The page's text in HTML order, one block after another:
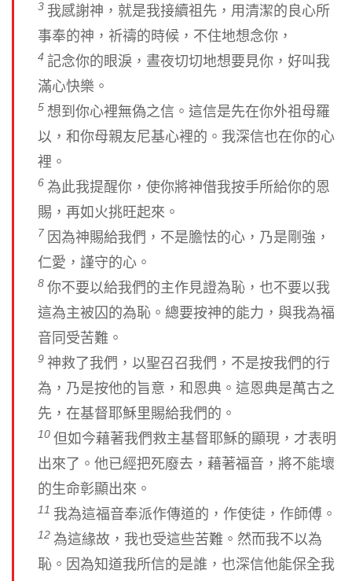
3 我感謝神，就是我接續祖先，用清潔的良心所
事奉的神，祈禱的時候，不住地想念你，
4 記念你的眼淚，晝夜切切地想要見你，好叫我
滿心快樂。
5 想到你心裡無偽之信。這信是先在你外祖母羅
以，和你母親友尼基心裡的。我深信也在你的心
裡。
6 為此我提醒你，使你將神借我按手所給你的恩
賜，再如火挑旺起來。
7 因為神賜給我們，不是膽怯的心，乃是剛強，
仁愛，謹守的心。
8 你不要以給我們的主作見證為恥，也不要以我
這為主被囚的為恥。總要按神的能力，與我為福
音同受苦難。
9 神救了我們，以聖召召我們，不是按我們的行
為，乃是按他的旨意，和恩典。這恩典是萬古之
先，在基督耶穌里賜給我們的。
10 但如今藉著我們救主基督耶穌的顯現，才表明
出來了。他已經把死廢去，藉著福音，將不能壞
的生命彰顯出來。
11 我為這福音奉派作傳道的，作使徒，作師傅。
12 為這緣故，我也受這些苦難。然而我不以為
恥。因為知道我所信的是誰，也深信他能保全我